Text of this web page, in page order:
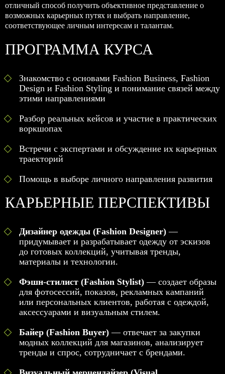
отличный способ получить объективное представление о
возможных карьерных путях и выбрать направление,
соответствующее личным интересам и талантам.
ПРОГРАММА КУРСА
Знакомство с основами Fashion Business, Fashion
Design и Fashion Styling и понимание связей между
этими направлениями
Разбор реальных кейсов и участие в практических
воркшопах
Встречи с экспертами и обсуждение их карьерных
траекторий
Помощь в выборе личного направления развития
КАРЬЕРНЫЕ ПЕРСПЕКТИВЫ
Дизайнер одежды (Fashion Designer) —
придумывает и разрабатывает одежду от эскизов
до готовых коллекций, учитывая тренды,
материалы и технологии.
Фэшн-стилист (Fashion Stylist) — создает образы
для фотосессий, показов, рекламных кампаний
или персональных клиентов, работая с одеждой,
аксессуарами и визуальным стилем.
Байер (Fashion Buyer) — отвечает за закупки
модных коллекций для магазинов, анализирует
тренды и спрос, сотрудничает с брендами.